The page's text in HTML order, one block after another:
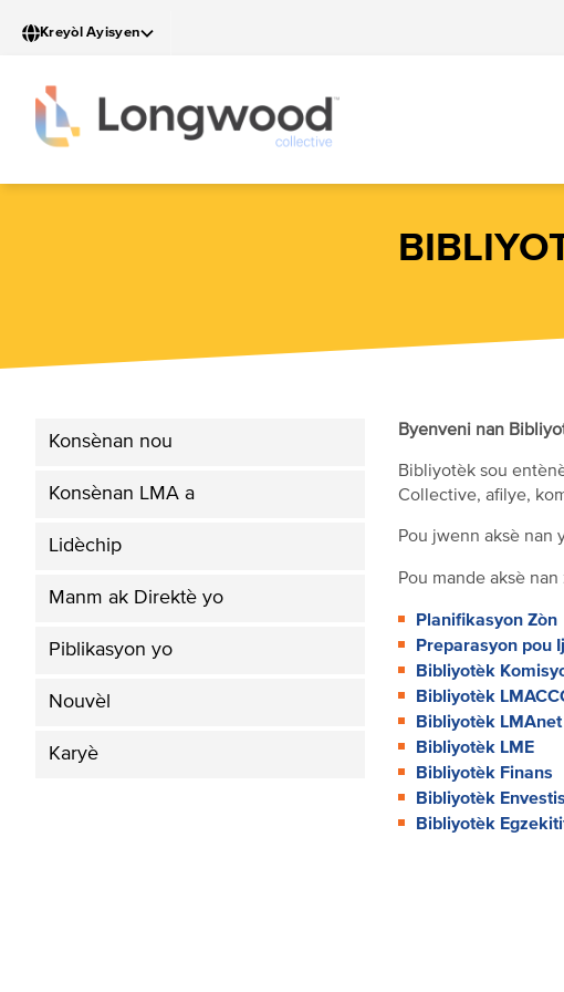
nan
prensipal
Kreyòl Ayisyen
Konsènan nou
Konsènan LMA a
Lidèchip
Manm ak Direktè yo
Piblikasyon yo
Nouvèl
Karyè
Byenveni nan
Bibliyotèk sou
Collective, afilye,
Pou jwenn aksè nan
Pou mande aksè
Planifikasyon Zòn
Preparasyon pou
Bibliyotèk
Bibliyotèk
Bibliyotèk LMAnet
Bibliyotèk LME
Bibliyotèk Finans
Bibliyotèk
Bibliyotèk